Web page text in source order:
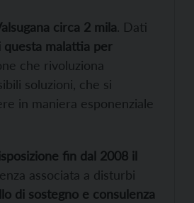
circa 2 mila. Dati
questa malattia per
che rivoluziona
soluzioni, che si
in maniera esponenziale
fin dal 2008 il
associata a disturbi
di sostegno e consulenza